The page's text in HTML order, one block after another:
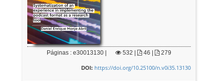
Páginas : e30013130 | 532 46 | 279
DOI: https://doi.org/10.25100/n.v0i35.13130